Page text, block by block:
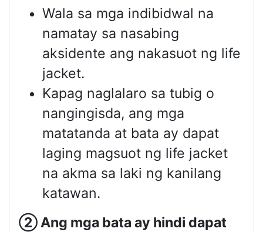
Wala sa mga indibidwal na
namatay sa nasabing
aksidente ang nakasuot ng life
jacket.
Kapag naglalaro sa tubig o
nangingisda, ang mga
matatanda at bata ay dapat
laging magsuot ng life jacket
na akma sa laki ng kanilang
katawan.
②Ang mga bata ay hindi dapat